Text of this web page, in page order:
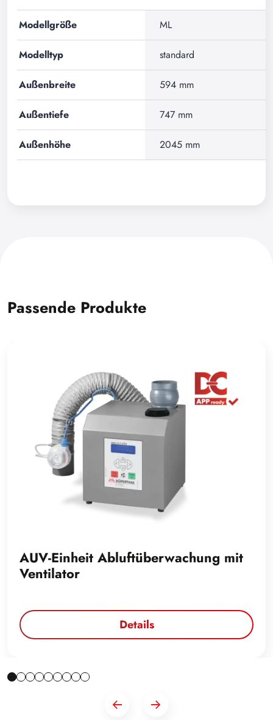
Modellgröße ML
Modelltyp standard
Außenbreite 594 mm
Außentiefe 747 mm
Außenhöhe 2045 mm
Passende Produkte
AUV-Einheit Abluftüberwachung mit
Ventilator
Details